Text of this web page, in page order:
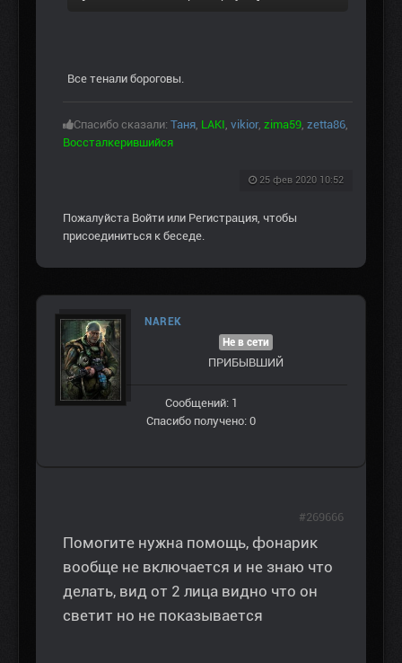
Все тенали бороговы.
Спасибо сказали: Таня, LAKI, vikior, zima59, zetta86,
Воссталкерившийся
25 фев 2020 10:52
Пожалуйста Войти или Регистрация, чтобы
присоединиться к беседе.
NAREK
Не в сети
ПРИБЫВШИЙ
Сообщений: 1
Спасибо получено: 0
Помогите нужна помощь, фонарик
вообще не включается и не знаю что
делать, вид от 2 лица видно что он
светит но не показывается
#269666